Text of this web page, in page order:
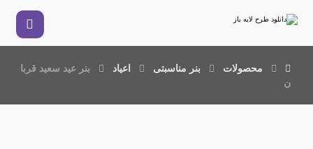
محصولات بنر مناسبتی اعیاد
بنر عید سعید قربا
ن